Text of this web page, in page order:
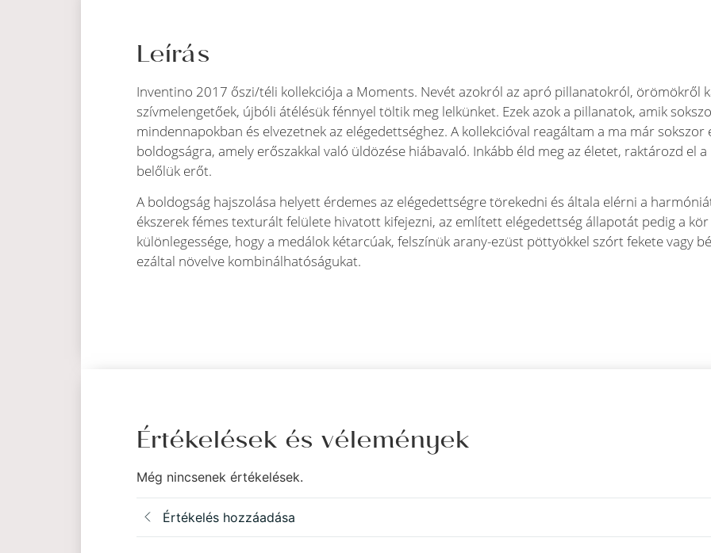
Leírás
Inventino 2017 őszi/téli kollekciója a Moments. Nevét azokról az apró pillanatokról, örömökről
szívmelengetőek, újbóli átélésük fénnyel töltik meg lelkünket. Ezek azok a pillanatok, amik
mindennapokban és elvezetnek az elégedettséghez. A kollekcióval reagáltam a ma már
boldogságra, amely erőszakkal való üldözése hiábavaló. Inkább éld meg az életet, raktározd el
belőlük erőt.
A boldogság hajszolása helyett érdemes az elégedettségre törekedni és általa elérni a
ékszerek fémes texturált felülete hivatott kifejezni, az említett elégedettség állapotát pedig a
különlegessége, hogy a medálok kétarcúak, felszínük arany-ezüst pöttyökkel szórt fekete vagy
ezáltal növelve kombinálhatóságukat.
Értékelések és vélemények
Még nincsenek értékelések.
Értékelés hozzáadása